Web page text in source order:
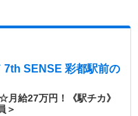
7th SENSE 彩都駅前の
月給27万円！《駅チカ》
＞